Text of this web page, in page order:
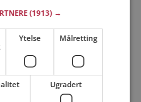
du tar kontakt
(1913) →
Ytelse Målretting
Ugradert